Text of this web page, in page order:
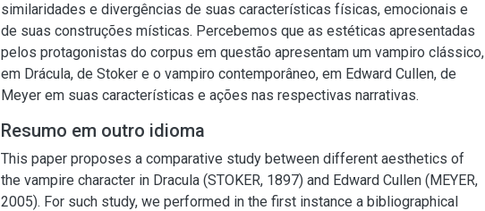
similaridades e divergências de suas características físicas, emocionais e
de suas construções místicas. Percebemos que as estéticas apresentadas
pelos protagonistas do corpus em questão apresentam um vampiro clássico,
em Drácula, de Stoker e o vampiro contemporâneo, em Edward Cullen, de
Meyer em suas características e ações nas respectivas narrativas.
Resumo em outro idioma
This paper proposes a comparative study between different aesthetics of
the vampire character in Dracula (STOKER, 1897) and Edward Cullen (MEYER,
2005). For such study, we performed in the first instance a bibliographical